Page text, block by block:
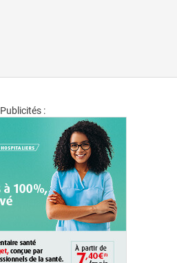
Publicités :